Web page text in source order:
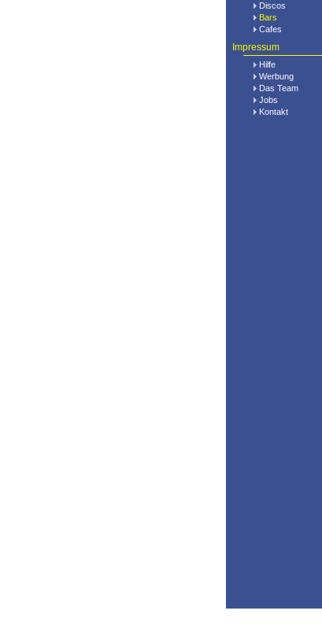
Discos
Bars
Cafes
Impressum
Hilfe
Werbung
Das Team
Jobs
Kontakt